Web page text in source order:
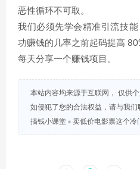
恶性循环不可取。
我们必须先学会精准引流技
功赚钱的几率之前起码提高
每天分享一个赚钱项目。
本站内容均来源于互联网， 仅供
如侵犯了您的合法权益，请与我们
搞钱小课堂 » 卖低价电影票这个冷